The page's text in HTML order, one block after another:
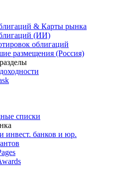
& Карты рынка
(ИИ)
облигаций
размещения (Россия)
списки
инвест. банков и юр.